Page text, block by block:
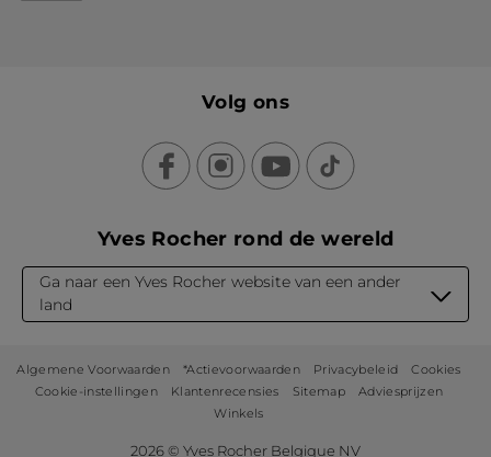
Volg ons
Yves Rocher rond de wereld
Ga naar een Yves Rocher website van een ander
land
Algemene Voorwaarden *Actievoorwaarden Privacybeleid
Cookies
Cookie-instellingen
Klantenrecensies Sitemap
Adviesprijzen
Winkels
2026 © Yves Rocher Belgique NV